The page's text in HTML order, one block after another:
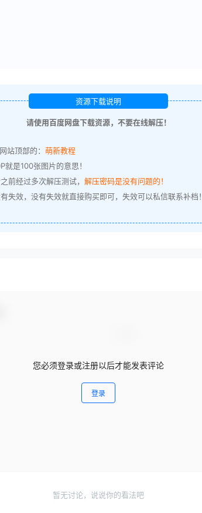
资源下载说明
请使用百度网盘下载资源，不要在线解压！
站顶部的： 萌新教程
是100张图片的意思！
前经过多次解压测试， 解压密码是没有问题的！
失效，没有失效就直接购买即可，失效可以私信联系补档！
您必须登录或注册以后才能发表评论
登录
暂无讨论，说说你的看法吧